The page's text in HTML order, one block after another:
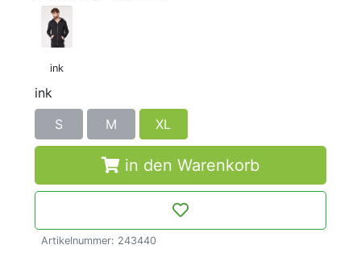
ink
ink
S
M XL
in den Warenkorb
Artikelnummer: 243440